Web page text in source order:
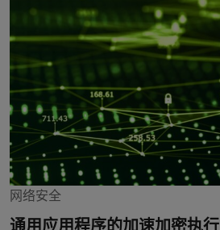
网络安全
通用应用程序的加速加密执行